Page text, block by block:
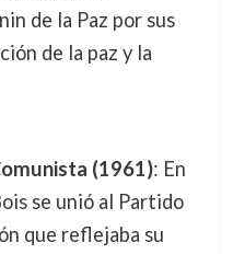
de la Paz por sus
de la paz y la
(1961): En
se unió al Partido
que reflejaba su